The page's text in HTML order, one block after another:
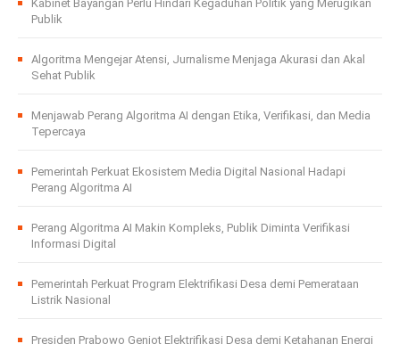
Kabinet Bayangan Perlu Hindari Kegaduhan Politik yang Merugikan
Publik
Algoritma Mengejar Atensi, Jurnalisme Menjaga Akurasi dan Akal
Sehat Publik
Menjawab Perang Algoritma AI dengan Etika, Verifikasi, dan Media
Tepercaya
Pemerintah Perkuat Ekosistem Media Digital Nasional Hadapi
Perang Algoritma AI
Perang Algoritma AI Makin Kompleks, Publik Diminta Verifikasi
Informasi Digital
Pemerintah Perkuat Program Elektrifikasi Desa demi Pemerataan
Listrik Nasional
Presiden Prabowo Genjot Elektrifikasi Desa demi Ketahanan Energi